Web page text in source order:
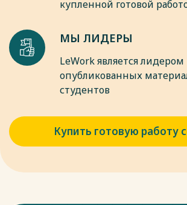
купленной готовой
МЫ ЛИДЕРЫ
LeWork является
опубликованных
студентов
Купить готовую работу